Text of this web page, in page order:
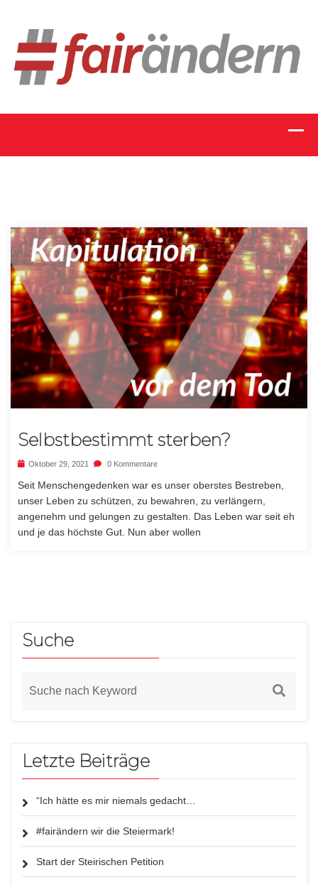
Selbstbestimmt sterben?
Oktober 29, 2021 0 Kommentare
Seit Menschengedenken war es unser oberstes Bestreben,
unser Leben zu schützen, zu bewahren, zu verlängern,
angenehm und gelungen zu gestalten. Das Leben war seit eh
und je das höchste Gut. Nun aber wollen
Suche
Letzte Beiträge
“Ich hätte es mir niemals gedacht…
#fairändern wir die Steiermark!
Start der Steirischen Petition